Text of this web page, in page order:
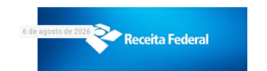
6 de agosto de 2026